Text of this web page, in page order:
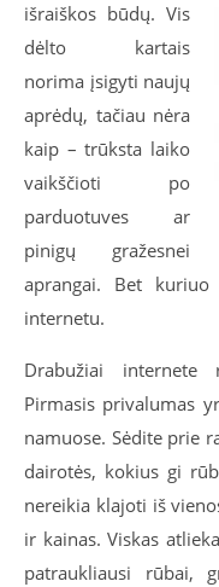
išraiškos būdų. Vis
dėlto kartais
norima įsigyti naujų
aprėdų, tačiau nėra
kaip – trūksta laiko
vaikščioti po
parduotuves ar
pinigų gražesnei
aprangai. Bet
internetu.
Drabužiai internete
Pirmasis privalumas
namuose. Sėdite prie
dairotės, kokius gi
nereikia klajoti iš
ir kainas. Viskas
patraukliausi rūbai,